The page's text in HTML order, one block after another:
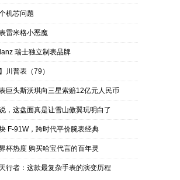
机芯问题
雷米格小恶魔
瑞士独立制表品牌
川普表（79）
巨头斯沃琪向三星索赔12亿元人民币
，这盘面真是让雪山傲翼玩明白了
F-91W，跨时代平价腕表经典
杯热度 购买哈宝代言的百年灵
行者：这款最复杂手表的演变历程